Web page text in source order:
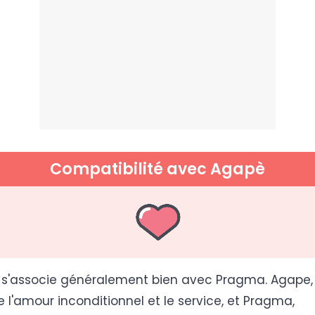
Compatibilité avec Agapè
généralement bien avec Pragma.
l'amour inconditionnel et le service, et Pragma,